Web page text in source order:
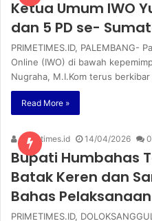
Ketua Umum IWO
dan 5 PD se-
PRIMETIMES.ID, PALEMBANG-
Online (IWO) di bawah
Nugraha, M.I.Kom terus
Read More »
primetimes.id 14/04/2026 0
Bupati Humbahas
Batak Keren dan
Bahas
PRIMETIMES.ID,